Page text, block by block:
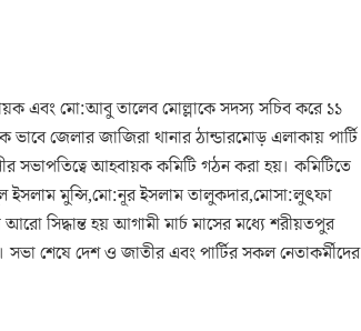
এবং মো:আবু তালেব মোল্লাকে সদস্য সচিব করে ১১
জেলার জাজিরা থানার ঠান্ডারমোড় এলাকায় পার্টি
সভাপতিত্বে আহবায়ক কমিটি গঠন করা হয়। কমিটিতে
মুন্সি,মো:নূর ইসলাম তালুকদার,মোসা:লুৎফা
সিদ্ধান্ত হয় আগামী মার্চ মাসের মধ্যে শরীয়তপুর
সভা শেষে দেশ ও জাতীর এবং পার্টির সকল নেতাকর্মীদের